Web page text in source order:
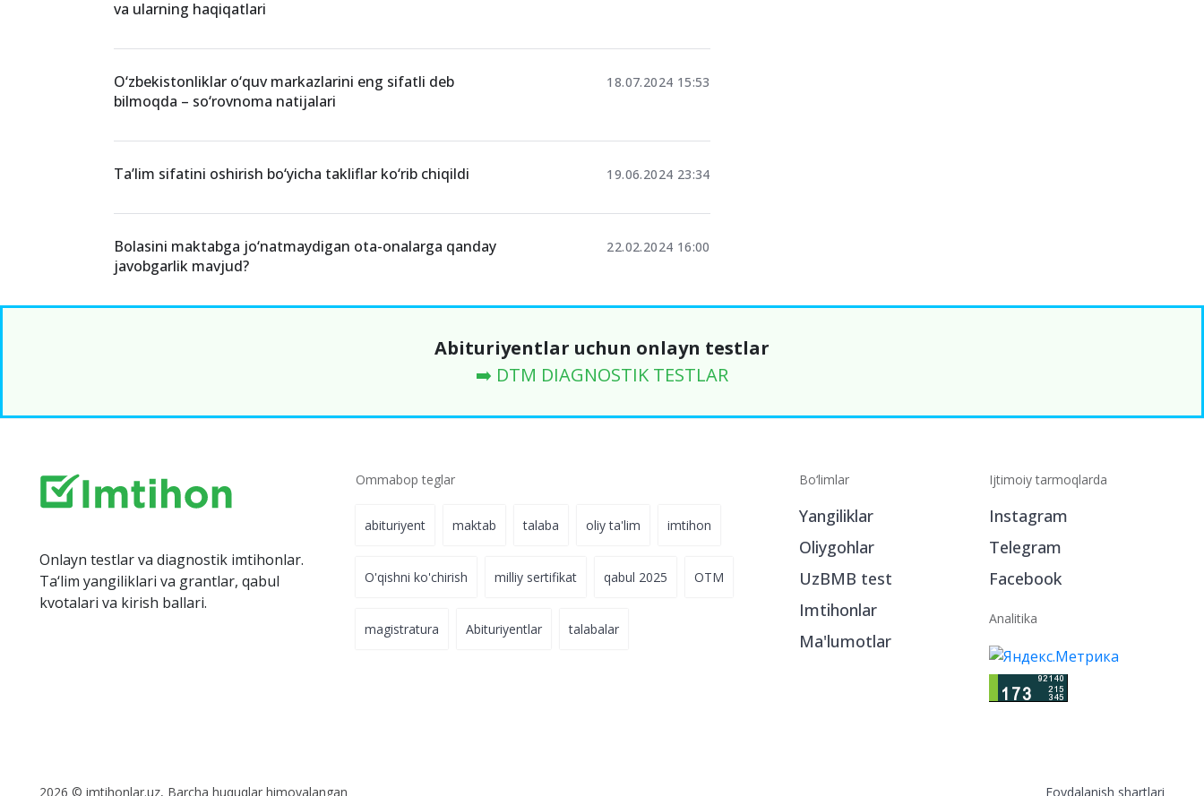
va ularning haqiqatlari
O‘zbekistonliklar o‘quv markazlarini eng sifatli deb
bilmoqda – so‘rovnoma natijalari
18.07.2024 15:53
Ta’lim sifatini oshirish bo‘yicha takliflar ko‘rib chiqildi 19.06.2024 23:34
Bolasini maktabga jo‘natmaydigan ota-onalarga qanday
javobgarlik mavjud?
22.02.2024 16:00
Abituriyentlar uchun onlayn testlar
➡️ DTM DIAGNOSTIK TESTLAR
Onlayn testlar va diagnostik imtihonlar.
Ta‘lim yangiliklari va grantlar, qabul
kvotalari va kirish ballari.
Ommabop teglar
abituriyent maktab talaba oliy ta'lim imtihon
O'qishni ko'chirish milliy sertifikat qabul 2025 OTM
magistratura Abituriyentlar talabalar
Bo‘limlar
Yangiliklar
Oliygohlar
UzBMB test
Imtihonlar
Ma'lumotlar
Ijtimoiy tarmoqlarda
Instagram
Telegram
Facebook
Analitika
2026 © imtihonlar.uz, Barcha huquqlar himoyalangan Foydalanish shartlari